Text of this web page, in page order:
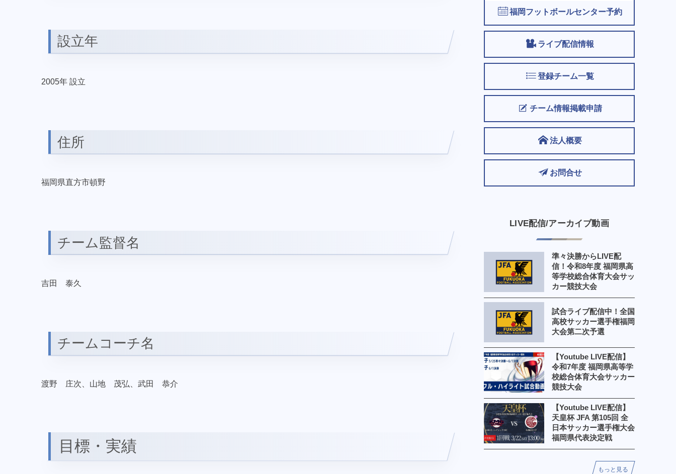
設立年
2005年 設立
住所
福岡県直方市頓野
チーム監督名
吉田 泰久
チームコーチ名
渡野 庄次、山地 茂弘、武田 恭介
目標・実績
福岡フットボールセンター予約
ライブ配信情報
登録チーム一覧
チーム情報掲載申請
法人概要
お問合せ
LIVE配信/アーカイブ動画
準々決勝からLIVE配
信！令和8年度 福岡県高
等学校総合体育大会サッ
カー競技大会
試合ライブ配信中！全国
高校サッカー選手権福岡
大会第二次予選
【Youtube LIVE配信】
令和7年度 福岡県高等学
校総合体育大会サッカー
競技大会
【Youtube LIVE配信】
天皇杯 JFA 第105回 全
日本サッカー選手権大会
福岡県代表決定戦
もっと見る